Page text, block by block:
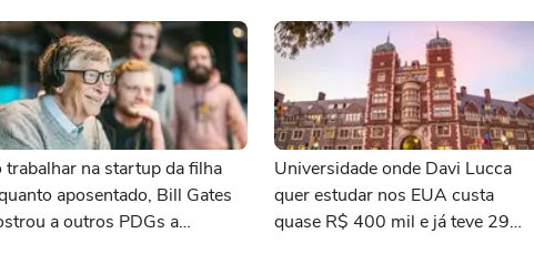
trabalhar na startup da filha
aposentado, Bill Gates
a outros PDGs a
Universidade onde Davi Lucca
quer estudar nos EUA custa
quase R$ 400 mil e já teve 29